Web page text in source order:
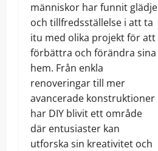
människor har funnit glädje
och tillfredsställelse i att ta
itu med olika projekt för att
förbättra och förändra sina
hem. Från enkla
renoveringar till mer
avancerade konstruktioner
har DIY blivit ett område
där entusiaster kan
utforska sin kreativitet och